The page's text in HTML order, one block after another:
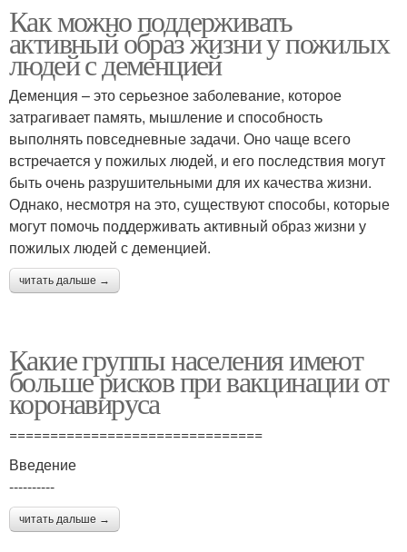
Как можно поддерживать
активный образ жизни у пожилых
людей с деменцией
Деменция – это серьезное заболевание, которое
затрагивает память, мышление и способность
выполнять повседневные задачи. Оно чаще всего
встречается у пожилых людей, и его последствия могут
быть очень разрушительными для их качества жизни.
Однако, несмотря на это, существуют способы, которые
могут помочь поддерживать активный образ жизни у
пожилых людей с деменцией.
читать дальше →
Какие группы населения имеют
больше рисков при вакцинации от
коронавируса
===============================
Введение
----------
читать дальше →